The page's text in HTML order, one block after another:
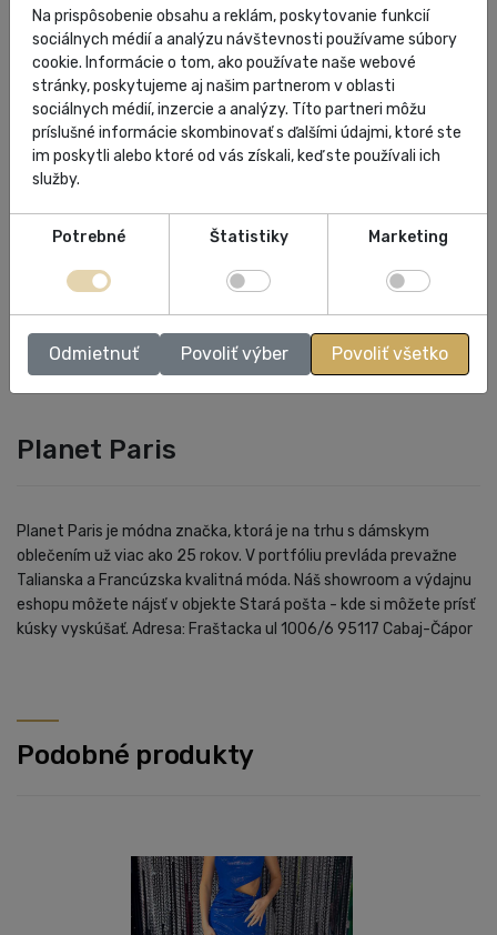
Farba: modrá
Krajina pôvodu: TR
Veľkosti:
Planet Paris
Planet Paris je módna značka, ktorá je na trhu s dámskym
oblečením už viac ako 25 rokov. V portfóliu prevláda prevažne
Talianska a Francúzska kvalitná móda. Náš showroom a výdajnu
eshopu môžete nájsť v objekte Stará pošta - kde si môžete prísť
kúsky vyskúšať. Adresa: Fraštacka ul 1006/6 95117 Cabaj-Čápor
Podobné produkty
Na prispôsobenie obsahu a reklám, poskytovanie funkcií
sociálnych médií a analýzu návštevnosti používame súbory
cookie. Informácie o tom, ako používate naše webové
stránky, poskytujeme aj našim partnerom v oblasti
sociálnych médií, inzercie a analýzy. Títo partneri môžu
príslušné informácie skombinovať s ďalšími údajmi, ktoré ste
im poskytli alebo ktoré od vás získali, keď ste používali ich
služby.
Potrebné Štatistiky Marketing
Odmietnuť Povoliť výber Povoliť všetko